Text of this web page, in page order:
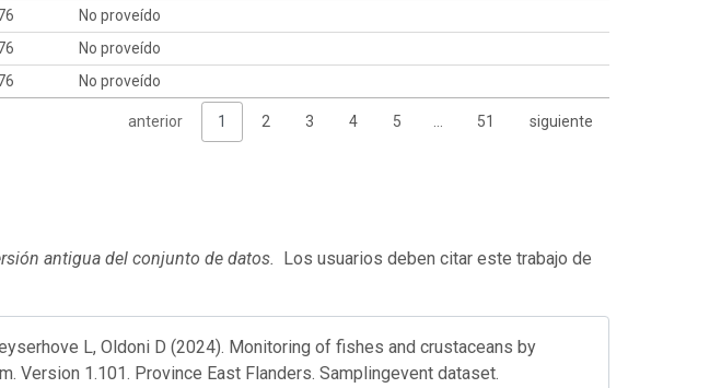
No proveído
No proveído
No proveído
anterior 1 2 3 4 5 … 51 siguiente
antigua del conjunto de datos.
Los usuarios deben citar este trabajo de
L, Oldoni D (2024). Monitoring of fishes and crustaceans by
Version 1.101. Province East Flanders. Samplingevent dataset.